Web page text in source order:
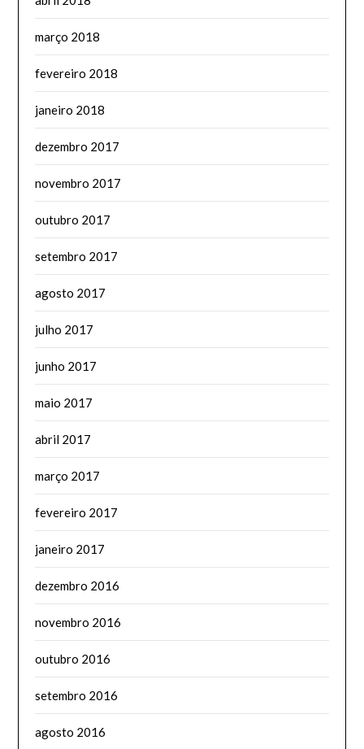
março 2018
fevereiro 2018
janeiro 2018
dezembro 2017
novembro 2017
outubro 2017
setembro 2017
agosto 2017
julho 2017
junho 2017
maio 2017
abril 2017
março 2017
fevereiro 2017
janeiro 2017
dezembro 2016
novembro 2016
outubro 2016
setembro 2016
agosto 2016